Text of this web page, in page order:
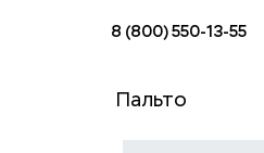
8 (800) 550-13-55
Пальто